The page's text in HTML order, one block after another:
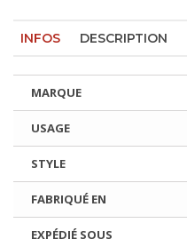
INFOS DESCRIPTION
MARQUE
USAGE
STYLE
FABRIQUÉ EN
EXPÉDIÉ SOUS